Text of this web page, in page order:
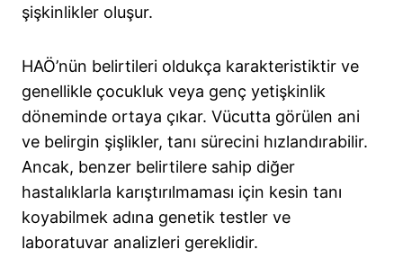
şişkinlikler oluşur.
HAÖ’nün belirtileri oldukça karakteristiktir ve
genellikle çocukluk veya genç yetişkinlik
döneminde ortaya çıkar. Vücutta görülen ani
ve belirgin şişlikler, tanı sürecini hızlandırabilir.
Ancak, benzer belirtilere sahip diğer
hastalıklarla karıştırılmaması için kesin tanı
koyabilmek adına genetik testler ve
laboratuvar analizleri gereklidir.